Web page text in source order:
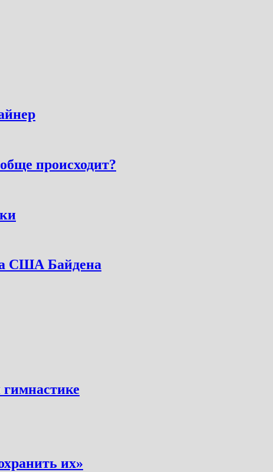
происходит?
США Байдена
их»